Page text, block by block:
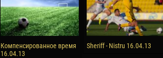
Компенсированное время
16.04.13
Sheriff - Nistru 16.04.13